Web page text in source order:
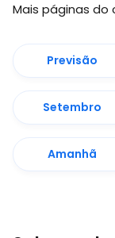
Mais páginas do
Previsão
Setembro
Amanhã